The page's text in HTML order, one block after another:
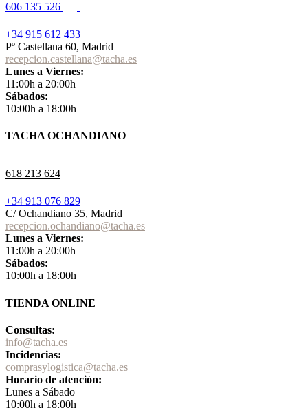
606 135 526
+34 915 612 433
Pº Castellana 60, Madrid
recepcion.castellana@tacha.es
Lunes a Viernes:
11:00h a 20:00h
Sábados:
10:00h a 18:00h
TACHA OCHANDIANO
618 213 624
+34 913 076 829
C/ Ochandiano 35, Madrid
recepcion.ochandiano@tacha.es
Lunes a Viernes:
11:00h a 20:00h
Sábados:
10:00h a 18:00h
TIENDA ONLINE
Consultas:
info@tacha.es
Incidencias:
comprasylogistica@tacha.es
Horario de atención:
Lunes a Sábado
10:00h a 18:00h